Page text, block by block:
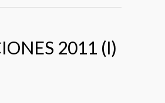
2011 (I)